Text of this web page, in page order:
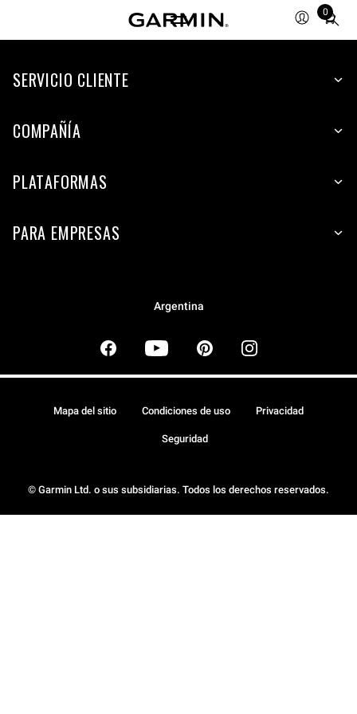
0
Total
items
cart:
SERVICIO CLIENTE
COMPAÑÍA
PLATAFORMAS
PARA EMPRESAS
Argentina
© Garmin Ltd. o sus subsidiarias. Todos los derechos reservados.
Mapa del sitio Condiciones de uso Privacidad
Seguridad